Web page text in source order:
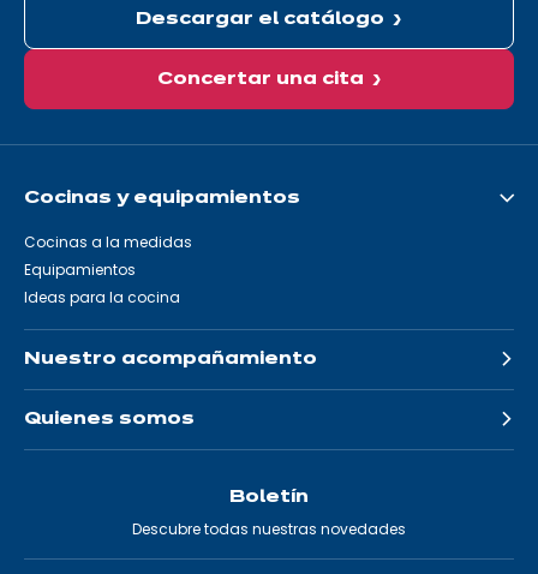
Descargar el catálogo
Concertar una cita
Cocinas y equipamientos
Cocinas a la medidas
Equipamientos
Ideas para la cocina
Nuestro acompañamiento
Quienes somos
Boletín
Descubre todas nuestras novedades